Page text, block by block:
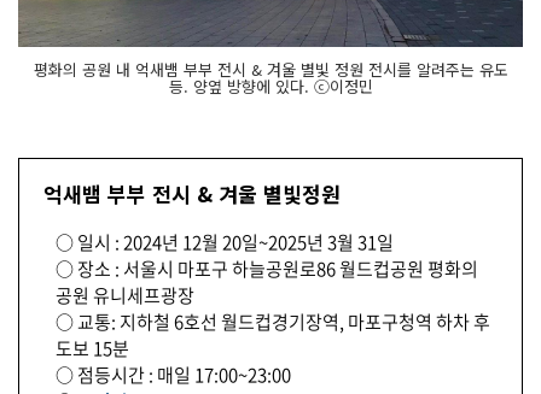
평화의 공원 내 억새뱀 부부 전시 & 겨울 별빛 정원 전시를 알려주는 유도
등. 양옆 방향에 있다. ⓒ이정민
억새뱀 부부 전시 & 겨울 별빛정원
○ 일시 : 2024년 12월 20일~2025년 3월 31일
○ 장소 : 서울시 마포구 하늘공원로86 월드컵공원 평화의
공원 유니세프광장
○ 교통: 지하철 6호선 월드컵경기장역, 마포구청역 하차 후
도보 15분
○ 점등시간 : 매일 17:00~23:00